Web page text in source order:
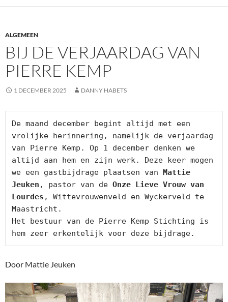
ALGEMEEN
BIJ DE VERJAARDAG VAN
PIERRE KEMP
1 DECEMBER 2025 DANNY HABETS
De maand december begint altijd met een
vrolijke herinnering, namelijk de verjaardag
van Pierre Kemp. Op 1 december denken we
altijd aan hem en zijn werk. Deze keer mogen
we een gastbijdrage plaatsen van Mattie
Jeuken , pastor van de Onze Lieve Vrouw van
Lourdes , Wittevrouwenveld en Wyckerveld te
Maastricht.
Het bestuur van de Pierre Kemp Stichting is
hem zeer erkentelijk voor deze bijdrage.
Door Mattie Jeuken